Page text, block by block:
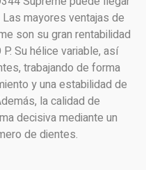
mayores ventajas de
son su gran rentabilidad
Su hélice variable, así
trabajando de forma
y una estabilidad de
la calidad de
decisiva mediante un
de dientes.